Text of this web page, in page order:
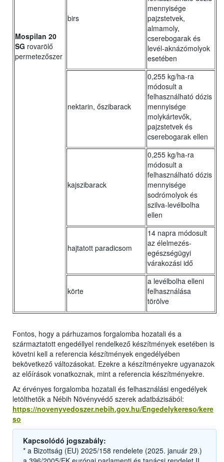
Mospilan 20
SG rovarölő
permetezőszer
birs
mennyisége
pajzstetvek,
almamoly,
cserebogarak és
levél-aknázómolyok
esetében
nektarin, őszibarack
0,255 kg/ha-ra
módosult a
felhasználható dózis
mennyisége
molykártevők,
pajzstetvek és
cserebogarak ellen
kajszibarack
0,255 kg/ha-ra
módosult a
felhasználható dózis
mennyisége
sodrómolyok és
szilva-levélbolha
ellen
hajtatott paradicsom
14 napra módosult
az élelmezés-
egészségügyi
várakozási idő
körte
a levélbolha elleni
felhasználása
törölve
Fontos, hogy a párhuzamos forgalomba hozatali és a
származtatott engedéllyel rendelkező készítmények esetében is
követni kell a referencia készítmények engedélyében
bekövetkező változásokat. Ezekre a készítményekre ugyanazok
az előírások vonatkoznak, mint a referencia készítményekre.
Az érvényes forgalomba hozatali és felhasználási engedélyek
letölthetők a Nébih Növényvédő szerek adatbázisából:
https://novenyvedoszer.nebih.gov.hu/Engedelykereso/kere
so
Kapcsolódó jogszabály:
* a Bizottság (EU) 2025/158 rendelete (2025. január 29.)